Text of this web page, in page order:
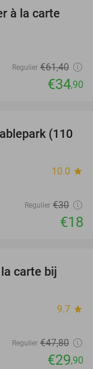
43%
à la carte
Regulier €61,40
€34,90
40%
(110
10.0 star
Regulier €30
€18
37%
carte bij
9.7 star
Regulier €47,80
€29,90